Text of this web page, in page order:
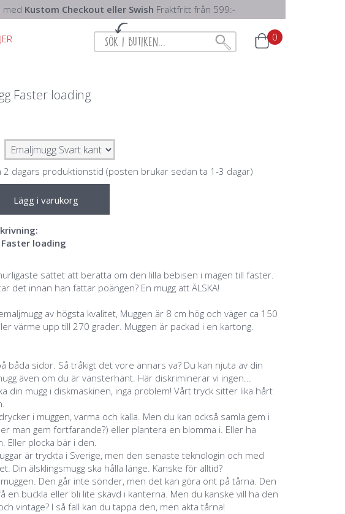
med Kustom Checkout eller Swish Fraktfritt från 599:-
0
Faster loading
2 dagars produktionstid (posten brukar sedan ta 1-3 dagar)
Lägg i varukorg
loading
sättet att berätta om den lilla bebisen i magen till faster.
det innan han fattar poängen? En mugg att ÄLSKA!
av högsta kvalitet, Muggen är 8 cm hög och väger ca 150
värme upp till 270 grader. Muggen är packad i en kartong.
båda sidor. Så tråkigt det vore annars va? Du kan njuta av din
även om du är vänsterhänt. Här diskriminerar vi ingen...
din mugg i diskmaskinen, inga problem! Vårt tryck sitter lika hårt
i muggen, varma och kalla. Men du kan också samla gem i
man gem fortfarande?) eller plantera en blomma i. Eller ha
Eller plocka bär i den.
är tryckta i Sverige, men den senaste teknologin och med
Din älsklingsmugg ska hålla länge. Kanske för alltid?
muggen. Den går inte sönder, men det kan göra ont på tårna. Den
en buckla eller bli lite skavd i kanterna. Men du kanske vill ha den
vintage? I så fall kan du tappa den, men akta tårna!